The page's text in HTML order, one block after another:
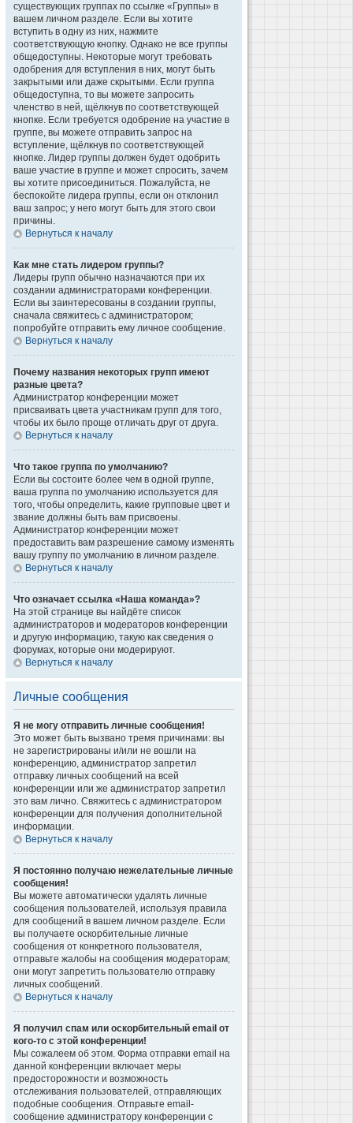
существующих группах по ссылке «Группы» в
вашем личном разделе. Если вы хотите
вступить в одну из них, нажмите
соответствующую кнопку. Однако не все группы
общедоступны. Некоторые могут требовать
одобрения для вступления в них, могут быть
закрытыми или даже скрытыми. Если группа
общедоступна, то вы можете запросить
членство в ней, щёлкнув по соответствующей
кнопке. Если требуется одобрение на участие в
группе, вы можете отправить запрос на
вступление, щёлкнув по соответствующей
кнопке. Лидер группы должен будет одобрить
ваше участие в группе и может спросить, зачем
вы хотите присоединиться. Пожалуйста, не
беспокойте лидера группы, если он отклонил
ваш запрос; у него могут быть для этого свои
причины.
Вернуться к началу
Как мне стать лидером группы?
Лидеры групп обычно назначаются при их
создании администраторами конференции.
Если вы заинтересованы в создании группы,
сначала свяжитесь с администратором;
попробуйте отправить ему личное сообщение.
Вернуться к началу
Почему названия некоторых групп имеют
разные цвета?
Администратор конференции может
присваивать цвета участникам групп для того,
чтобы их было проще отличать друг от друга.
Вернуться к началу
Что такое группа по умолчанию?
Если вы состоите более чем в одной группе,
ваша группа по умолчанию используется для
того, чтобы определить, какие групповые цвет и
звание должны быть вам присвоены.
Администратор конференции может
предоставить вам разрешение самому изменять
вашу группу по умолчанию в личном разделе.
Вернуться к началу
Что означает ссылка «Наша команда»?
На этой странице вы найдёте список
администраторов и модераторов конференции
и другую информацию, такую как сведения о
форумах, которые они модерируют.
Вернуться к началу
Личные сообщения
Я не могу отправить личные сообщения!
Это может быть вызвано тремя причинами: вы
не зарегистрированы и/или не вошли на
конференцию, администратор запретил
отправку личных сообщений на всей
конференции или же администратор запретил
это вам лично. Свяжитесь с администратором
конференции для получения дополнительной
информации.
Вернуться к началу
Я постоянно получаю нежелательные личные
сообщения!
Вы можете автоматически удалять личные
сообщения пользователей, используя правила
для сообщений в вашем личном разделе. Если
вы получаете оскорбительные личные
сообщения от конкретного пользователя,
отправьте жалобы на сообщения модераторам;
они могут запретить пользователю отправку
личных сообщений.
Вернуться к началу
Я получил спам или оскорбительный email от
кого-то с этой конференции!
Мы сожалеем об этом. Форма отправки email на
данной конференции включает меры
предосторожности и возможность
отслеживания пользователей, отправляющих
подобные сообщения. Отправьте email-
сообщение администратору конференции с